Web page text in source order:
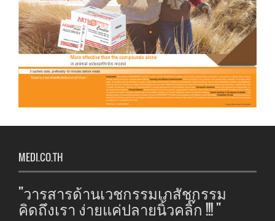
MEDI.CO.TH
"วารสารด้านเวชกรรมเภสัชกรรม
คิดถึงเรา ง่ายแค่ปลายนิ้วคลิ๊ก !!! "